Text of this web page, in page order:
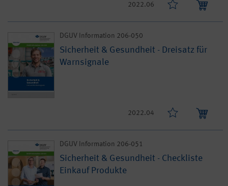
2022.06
DGUV Information 206-050
Sicherheit & Gesundheit - Dreisatz für
Warnsignale
2022.04
DGUV Information 206-051
Sicherheit & Gesundheit - Checkliste
Einkauf Produkte